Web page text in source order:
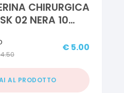
CHIRURGICA
02 NERA 10
4.50
€ 5.00
AL PRODOTTO